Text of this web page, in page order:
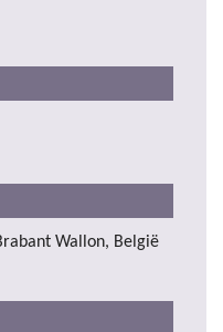
Wallon, België